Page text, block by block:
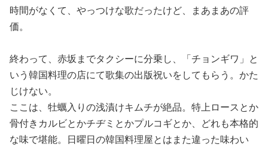
時間がなくて、やっつけな歌だったけど、まあまあの評
価。
終わって、赤坂までタクシーに分乗し、「チョンギワ」と
いう韓国料理の店にて歌集の出版祝いをしてもらう。かた
じけない。
ここは、牡蠣入りの浅漬けキムチが絶品。特上ロースとか
骨付きカルビとかチヂミとかプルコギとか、どれも本格的
な味で堪能。日曜日の韓国料理屋とはまた違った味わい